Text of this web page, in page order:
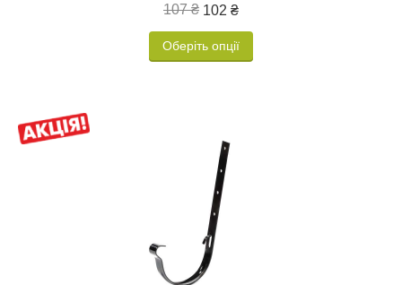
107 ₴ 102 ₴
Оберіть опції